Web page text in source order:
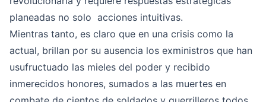
planeadas no solo acciones intuitivas.
Mientras tanto, es claro que en una crisis como la
actual, brillan por su ausencia los exministros que han
usufructuado las mieles del poder y recibido
inmerecidos honores, sumados a las muertes en